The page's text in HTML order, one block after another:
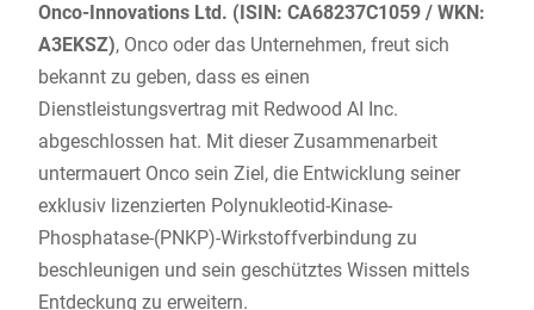
Onco-Innovations Ltd. (ISIN: CA68237C1059 / WKN:
A3EKSZ), Onco oder das Unternehmen, freut sich
bekannt zu geben, dass es einen
Dienstleistungsvertrag mit Redwood AI Inc.
abgeschlossen hat. Mit dieser Zusammenarbeit
untermauert Onco sein Ziel, die Entwicklung seiner
exklusiv lizenzierten Polynukleotid-Kinase-
Phosphatase-(PNKP)-Wirkstoffverbindung zu
beschleunigen und sein geschütztes Wissen mittels
Entdeckung zu erweitern.